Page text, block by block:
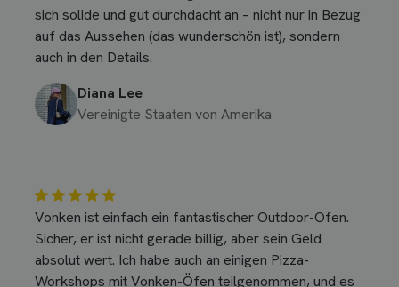
sich solide und gut durchdacht an – nicht nur in Bezug
auf das Aussehen (das wunderschön ist), sondern
auch in den Details.
Diana Lee
Vereinigte Staaten von Amerika
Vonken ist einfach ein fantastischer Outdoor-Ofen.
Sicher, er ist nicht gerade billig, aber sein Geld
absolut wert. Ich habe auch an einigen Pizza-
Workshops mit Vonken-Öfen teilgenommen, und es